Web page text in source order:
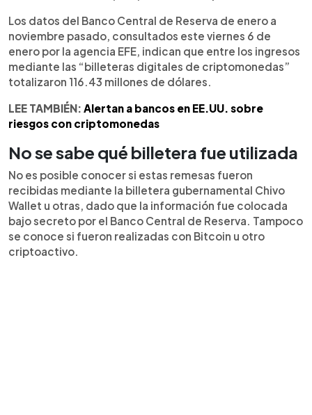
Los datos del Banco Central de Reserva de enero a
noviembre pasado, consultados este viernes 6 de
enero por la agencia EFE, indican que entre los ingresos
mediante las “billeteras digitales de criptomonedas”
totalizaron 116.43 millones de dólares.
LEE TAMBIÉN: Alertan a bancos en EE.UU. sobre
riesgos con criptomonedas
No se sabe qué billetera fue utilizada
No es posible conocer si estas remesas fueron
recibidas mediante la billetera gubernamental Chivo
Wallet u otras, dado que la información fue colocada
bajo secreto por el Banco Central de Reserva. Tampoco
se conoce si fueron realizadas con Bitcoin u otro
criptoactivo.